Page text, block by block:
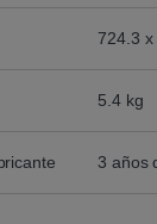
724.3 x
5.4 kg
3 años